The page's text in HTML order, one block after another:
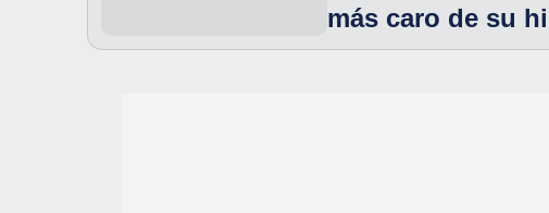
más caro de su